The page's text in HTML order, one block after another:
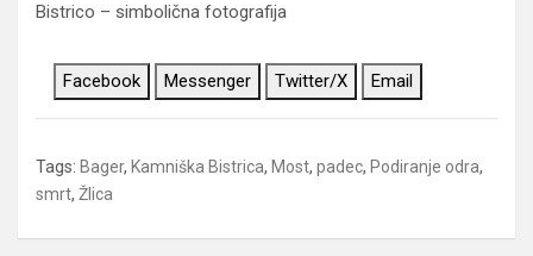
Bistrico – simbolična fotografija
Facebook Messenger Twitter/X Email
Tags: Bager, Kamniška Bistrica, Most, padec, Podiranje odra,
smrt, Žlica